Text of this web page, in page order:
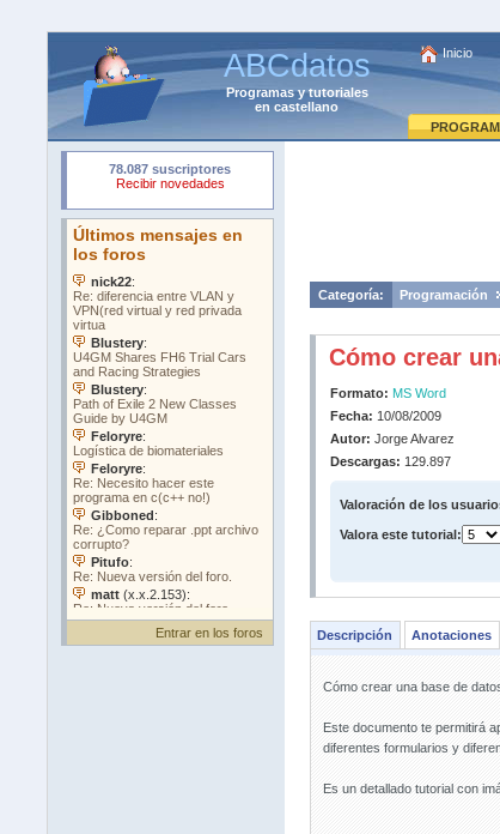
ABCdatos
Programasytutoriales
en castellano
Inicio
Entrar en los foros
Categoría: Programación
Cómo crear
Formato: MS Word
Fecha: 10/08/2009
Autor: Jorge Alvarez
Descargas: 129.897
Valoración de los
Valora este tutorial:
Descripción Anotaciones
Cómo crear una base de
Este documento te permitirá
diferentes formularios y
Es un detallado tutorial con